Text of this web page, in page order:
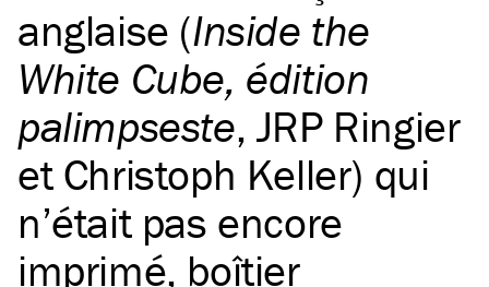
anglaise (Inside the
White Cube, édition
palimpseste, JRP Ringier
et Christoph Keller) qui
n’était pas encore
imprimé, boîtier